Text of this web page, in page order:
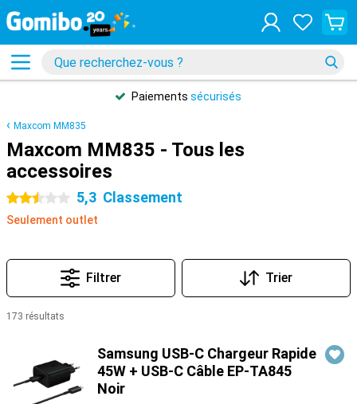
Paiements sécurisés
Maxcom MM835
Maxcom MM835 - Tous les
accessoires
2.5 étoiles 5,3 Classement
Seulement outlet
Filtrer Trier
173 résultats
Samsung USB-C Chargeur Rapide
45W + USB-C Câble EP-TA845
Noir